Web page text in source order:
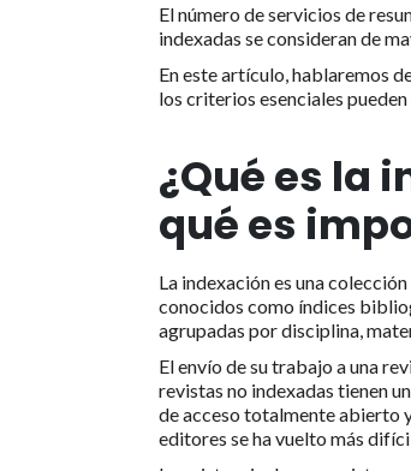
El número de servicios de
indexadas se consideran de
En este artículo, hablaremos
los criterios esenciales
¿Qué es la
qué es
La indexación es una
conocidos como índices
agrupadas por disciplina,
El envío de su trabajo a una
revistas no indexadas tienen
de acceso totalmente abierto
editores se ha vuelto más